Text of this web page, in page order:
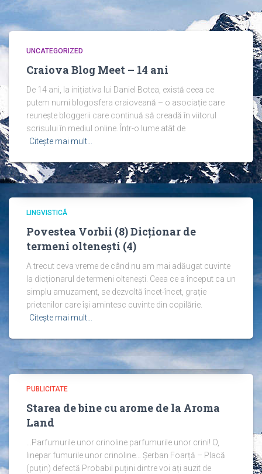
UNCATEGORIZED
Craiova Blog Meet – 14 ani
De 14 ani, la inițiativa lui Daniel Botea, există ceea ce
putem numi blogosfera craioveană – o asociație care
reunește bloggerii care continuă să creadă în viitorul
scrisului în mediul online. Într-o lume atât de
Citește mai mult…
LINGVISTICĂ
Povestea Vorbii (8) Dicționar de
termeni oltenești (4)
A trecut ceva vreme de când nu am mai adăugat cuvinte
la dicționarul de termeni oltenești. Ceea ce a început ca un
simplu amuzament, se dezvoltă încet-încet, grație
prietenilor care își amintesc cuvinte din copilărie.
Citește mai mult…
PUBLICITATE
Starea de bine cu arome de la Aroma
Land
…Parfumurile unor crinoline parfumurile unor crini! O,
linepar fumurile unor crinoline… Șerban Foarță – Placă
(puțin) defectă Probabil puțini dintre voi ați auzit de